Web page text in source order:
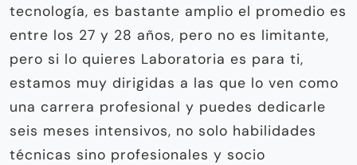
tecnología, es bastante amplio el promedio es
entre los 27 y 28 años, pero no es limitante,
pero si lo quieres Laboratoria es para ti,
estamos muy dirigidas a las que lo ven como
una carrera profesional y puedes dedicarle
seis meses intensivos, no solo habilidades
técnicas sino profesionales y socio